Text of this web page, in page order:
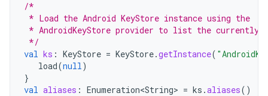
/*
* Load the Android KeyStore instance using the
* AndroidKeyStore provider to list the currently
*/
val ks : KeyStore = KeyStore.getInstance(
load(null)
}
val aliases : Enumeration<String> = ks .aliases()